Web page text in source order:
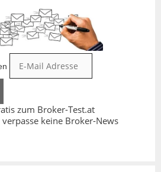
zum Broker-Test.at
keine Broker-News